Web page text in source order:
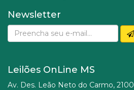
Newsletter
Leilões OnLine MS
Av. Des. Leão Neto do Carmo, 2100